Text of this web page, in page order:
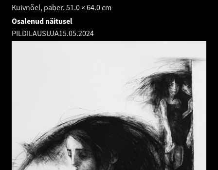
Kuivnõel, paber. 51.0 × 64.0 cm
Osalenud näitusel
PILDILAUSUJA15.05.2024